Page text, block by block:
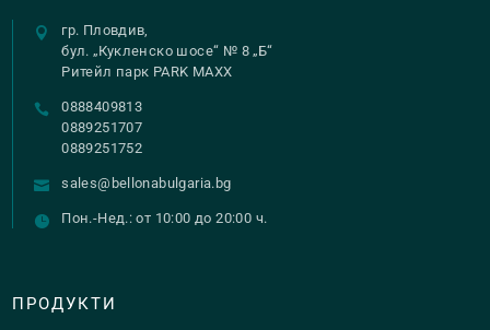
гр. Пловдив,
бул. „Кукленско шосе“ № 8 „Б“
Ритейл парк PARK MAXX
0888409813
0889251707
0889251752
sales@bellonabulgaria.bg
Пон.-Нед.: от 10:00 до 20:00 ч.
ПРОДУКТИ